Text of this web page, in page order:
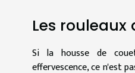
Les rouleaux
Si la housse de
effervescence, ce n'est